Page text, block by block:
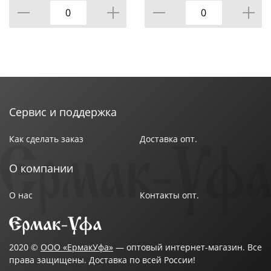
Страна производства : Китай
Сервис и поддержка
Как сделать заказ Доставка опт.
О компании
О нас Контакты опт.
2020 © ООО «ЕрмакУфа» — оптовый интернет-магазин. Все
права защищены. Доставка по всей России!